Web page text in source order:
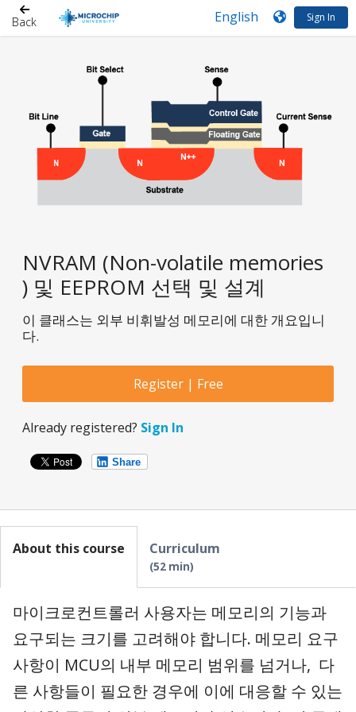
Back Sign In
NVRAM (Non-volatile memories
) 및 EEPROM 선택 및 설계
이 클래스는 외부 비휘발성 메모리에 대한 개요입니
다.
Register | Free
Already registered? Sign In
Share
About this course
마이크로컨트롤러 사용자는 메모리의 기능과
요구되는 크기를 고려해야 합니다. 메모리 요구
사항이 MCU의 내부 메모리 범위를 넘거나, 다
른 사항들이 필요한 경우에 이에 대응할 수 있는
Curriculum
52 min